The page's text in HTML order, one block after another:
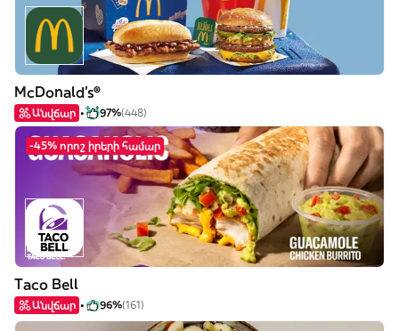
McDonald's®
Անվճար 97%(448)
-45% որոշ իրերի համար
Taco Bell
Անվճար 96%(161)